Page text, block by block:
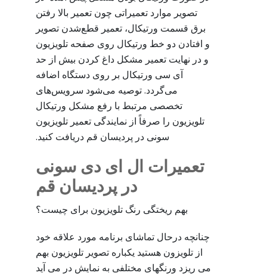
تصویر موارد تعمیراتی‌ چون تعمیر بالا رفتن
برق قسمت ورتیکال، تعمیر قطع‌شدن تصویر
و افتادن دو خط ورتیکال روی صفحه تلویزیون
و در نهایت تعمیر مشکل داغ کردن بیش از حد
آی سی ورتیکال بر روی دستگاه اضافه
می‌گردد. توصیه می‌شود سرویس‌های
تخصصی مرتبط با رفع مشکل ورتیکال
تلویزیون را صرفاً از نمایندگی تعمیر تلویزیون
سونی در پردیسان قم دریافت کنید.
تعمیرات ال ای دی سونی
در پردیسان قم
بهم ریختگی رنگ تلویزیون برای چیست؟
چنانچه درحال تماشای برنامه مورد علاقه خود
از تلویزون هستید یکباره تصویر تلویزیون بهم
می ریزد ورنگهای مختلفی به نمایش در می آید